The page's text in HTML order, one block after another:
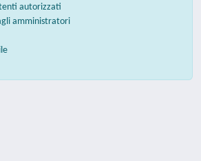
autorizzati
amministratori